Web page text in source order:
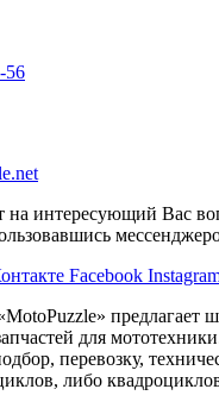
56
на интересующий Вас
Facebook
предлагает
для
перевозку,
либо